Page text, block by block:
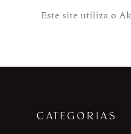
Este site utiliza o
CATEGORIAS